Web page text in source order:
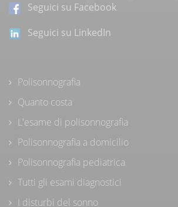
Seguici su Facebook
Seguici su LinkedIn
Polisonnografia
Quanto costa
L'esame di polisonnografia
Polisonnografia a domicilio
Polisonnografia pediatrica
Tutti gli esami diagnostici
I disturbi del sonno